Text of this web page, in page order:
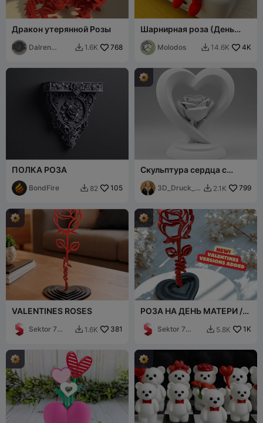
Дракон утерянной Розы
Dalren
 1.6K 768
Шарнирная роза (День
святого Валентина)
Molodos  14.6K 4K
ПОЛКА РОЗА
BondFire  82 105
Скульптура сердца с
розой
3D_Druck_e
 2.1K 799
VALENTINES ROSES
Sektor 7
 1.6K 381
РОЗА НА ДЕНЬ МАТЕРИ /
ПОДАРОК
Sektor 7
 5.8K 1K